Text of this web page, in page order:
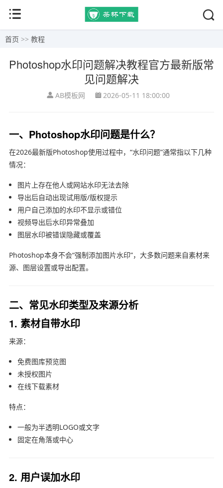
首页 >> 教程
Photoshop水印问题解决教程官方最新版常
见问题解决
AB模板网 2026-05-11 18:00:00
一、Photoshop水印问题是什么？
在2026最新版Photoshop使用过程中，“水印问题”通常指以下几种
情况：
图片上存在他人或网站水印无法去除
导出后自动出现试用版/版权提示
用户自己添加的水印不显示或错位
视频导出后水印异常叠加
图层水印被错误隐藏或覆盖
Photoshop本身不会“强制添加图片水印”，大多数问题来自素材来
源、图层设置或导出配置。
二、常见水印类型及来源分析
1. 素材自带水印
来源：
免费图库预览图
未授权图片
在线下载素材
特点：
一般为半透明LOGO或文字
固定在角落或中心
2. 用户误加水印